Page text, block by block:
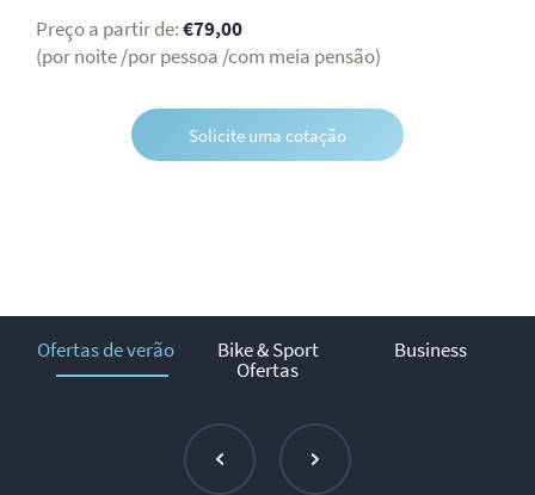
Preço a partir de:€79,00
(por noite /por pessoa /com meia pensão)
Solicite uma cotação
Ofertas de verão Bike & Sport
Ofertas
Business